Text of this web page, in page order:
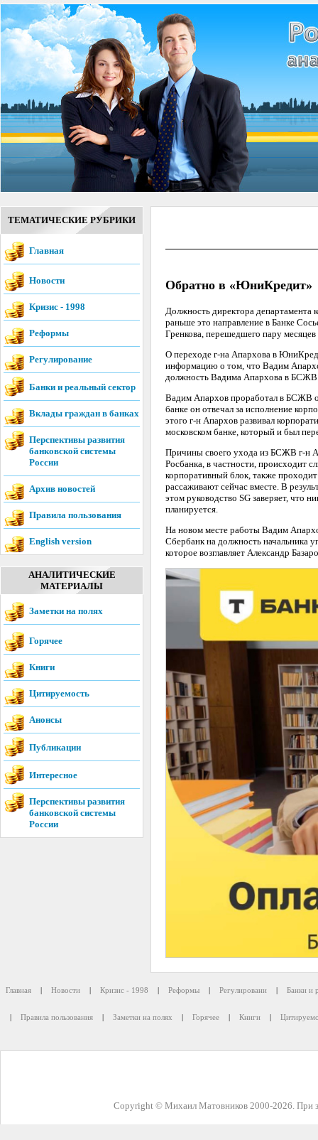
ТЕМАТИЧЕСКИЕ РУБРИКИ
Главная
Новости
Кризис - 1998
Реформы
Регулирование
Банки и реальный сектор
Вклады граждан в банках
Перспективы развития
банковской системы
России
Архив новостей
Правила пользования
English version
АНАЛИТИЧЕСКИЕ
МАТЕРИАЛЫ
Заметки на полях
Горячее
Книги
Цитируемость
Анонсы
Публикации
Интересное
Перспективы развития
банковской системы
России
Обратно в «ЮниКредит»
Должность директора
раньше это направление в Банке
Гренкова, перешедшего пару
О переходе г-на Апархова в
информацию о том, что Вадим
должность Вадима Апархова в БСЖВ
Вадим Апархов проработал в БСЖВ
банке он отвечал за исполнение
этого г-н Апархов развивал
московском банке, который и был
Причины своего ухода из БСЖВ г-н
Росбанка, в частности, происходит
корпоративный блок, также
рассаживают сейчас вместе. В
этом руководство SG заверяет, что
планируется.
На новом месте работы Вадим
Сбербанк на должность начальника
которое возглавляет Александр
Главная | Новости | Кризис - 1998 | Реформы | Регулировани | Банки и
| Правила пользования | Заметки на полях | Горячее | Книги |
Copyright © Михаил Матовников 2000-2026. При